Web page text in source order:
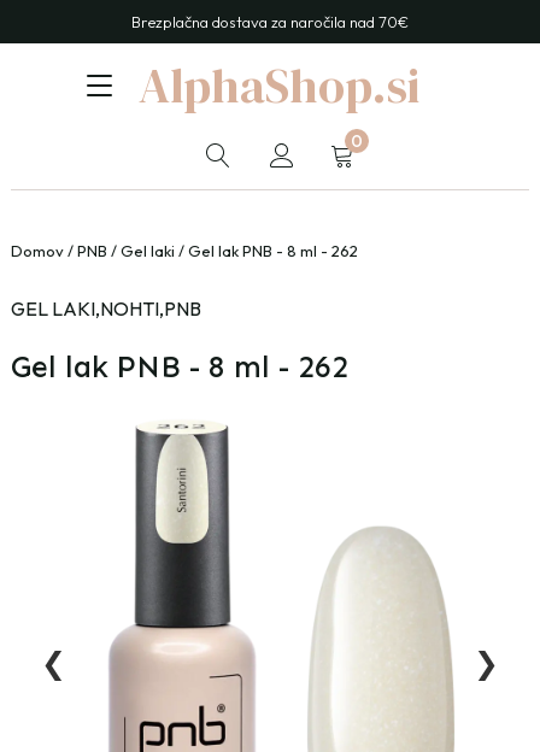
Brezplačna dostava za naročila nad 70€
AlphaShop.si
0
Domov/PNB /Gel laki / Gel lak PNB - 8 ml - 262
GEL LAKI,NOHTI,PNB
Gel lak PNB - 8 ml - 262
❮ ❯